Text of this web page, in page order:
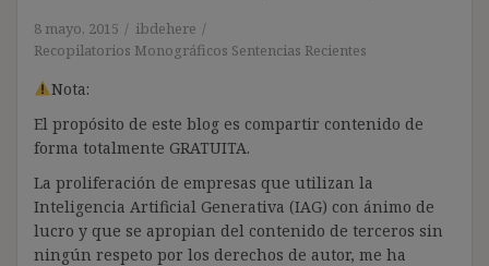
8 mayo, 2015
ibdehere
Recopilatorios Monográficos Sentencias Recientes
Nota:
El propósito de este blog es compartir contenido de
forma totalmente GRATUITA.
La proliferación de empresas que utilizan la
Inteligencia Artificial Generativa (IAG) con ánimo de
lucro y que se apropian del contenido de terceros sin
ningún respeto por los derechos de autor, me ha